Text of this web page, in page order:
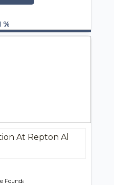
%
At Repton Al
Foundation